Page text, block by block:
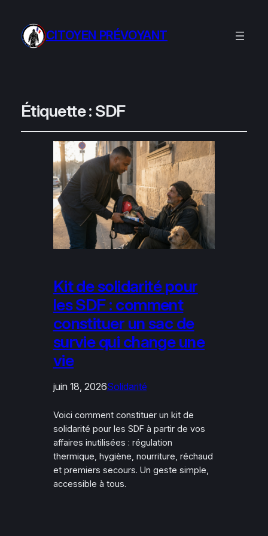
CITOYEN PRÉVOYANT
Étiquette : SDF
Kit de solidarité pour
les SDF : comment
constituer un sac de
survie qui change une
vie
juin 18, 2026Solidarité
Voici comment constituer un kit de
solidarité pour les SDF à partir de vos
affaires inutilisées : régulation
thermique, hygiène, nourriture, réchaud
et premiers secours. Un geste simple,
accessible à tous.